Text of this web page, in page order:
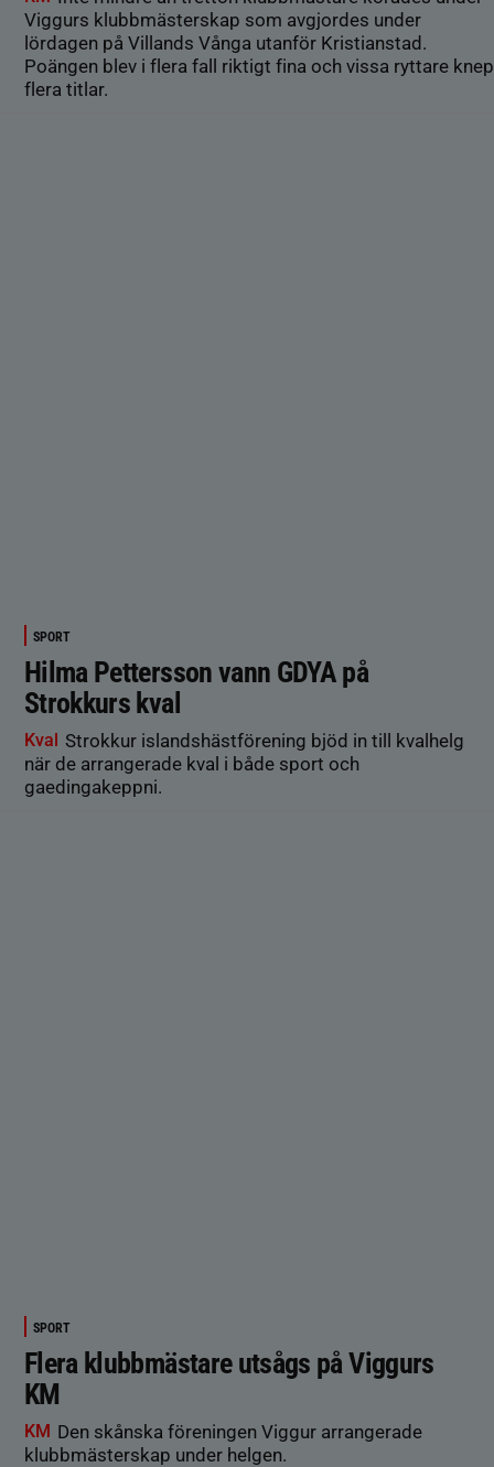
Viggurs klubbmästerskap som avgjordes under
lördagen på Villands Vånga utanför Kristianstad.
Poängen blev i flera fall riktigt fina och vissa ryttare knep
flera titlar.
SPORT
Hilma Pettersson vann GDYA på
Strokkurs kval
Kval Strokkur islandshästförening bjöd in till kvalhelg
när de arrangerade kval i både sport och
gaedingakeppni.
SPORT
Flera klubbmästare utsågs på Viggurs
KM
KM Den skånska föreningen Viggur arrangerade
klubbmästerskap under helgen.